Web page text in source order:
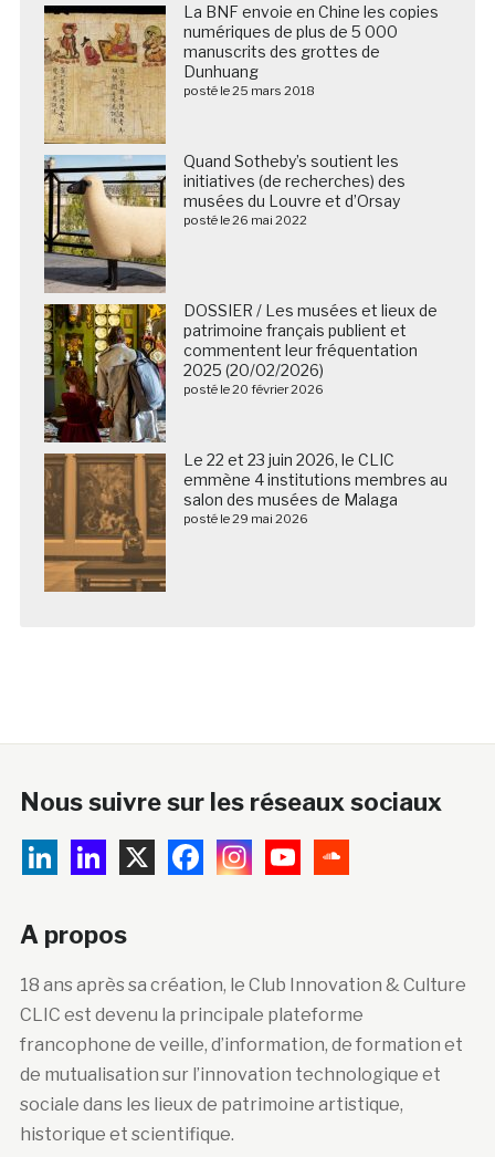
La BNF envoie en Chine les copies
numériques de plus de 5 000
manuscrits des grottes de
Dunhuang
posté le 25 mars 2018
Quand Sotheby’s soutient les
initiatives (de recherches) des
musées du Louvre et d’Orsay
posté le 26 mai 2022
DOSSIER / Les musées et lieux de
patrimoine français publient et
commentent leur fréquentation
2025 (20/02/2026)
posté le 20 février 2026
Le 22 et 23 juin 2026, le CLIC
emmène 4 institutions membres au
salon des musées de Malaga
posté le 29 mai 2026
Nous suivre sur les réseaux sociaux
A propos
18 ans après sa création, le Club Innovation & Culture
CLIC est devenu la principale plateforme
francophone de veille, d’information, de formation et
de mutualisation sur l’innovation technologique et
sociale dans les lieux de patrimoine artistique,
historique et scientifique.